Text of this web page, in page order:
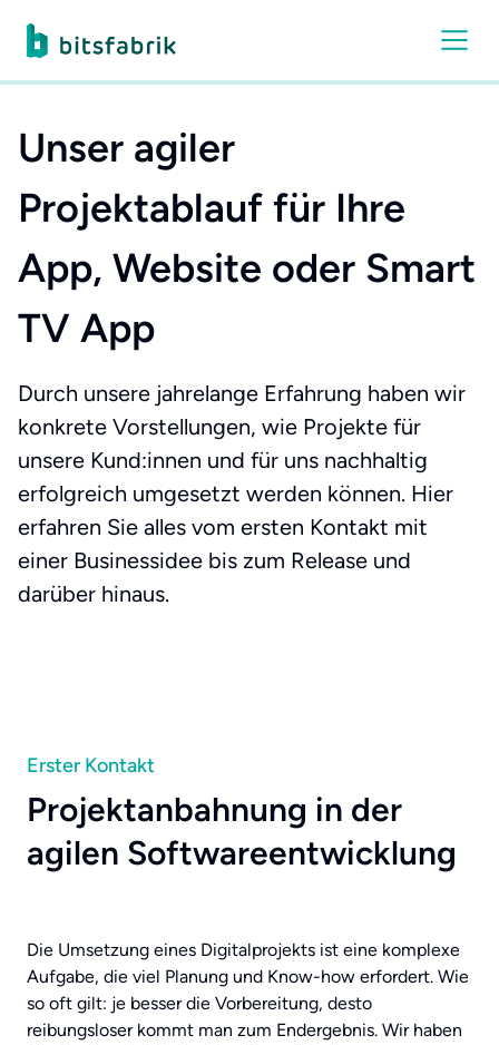
Unser agiler
Projektablauf für Ihre
App, Website oder Smart
TV App
Durch unsere jahrelange Erfahrung haben wir
konkrete Vorstellungen, wie Projekte für
unsere Kund:innen und für uns nachhaltig
erfolgreich umgesetzt werden können. Hier
erfahren Sie alles vom ersten Kontakt mit
einer Businessidee bis zum Release und
darüber hinaus.
Erster Kontakt
Projektanbahnung in der
agilen Softwareentwicklung
Die Umsetzung eines Digitalprojekts ist eine komplexe
Aufgabe, die viel Planung und Know-how erfordert. Wie
so oft gilt: je besser die Vorbereitung, desto
reibungsloser kommt man zum Endergebnis. Wir haben